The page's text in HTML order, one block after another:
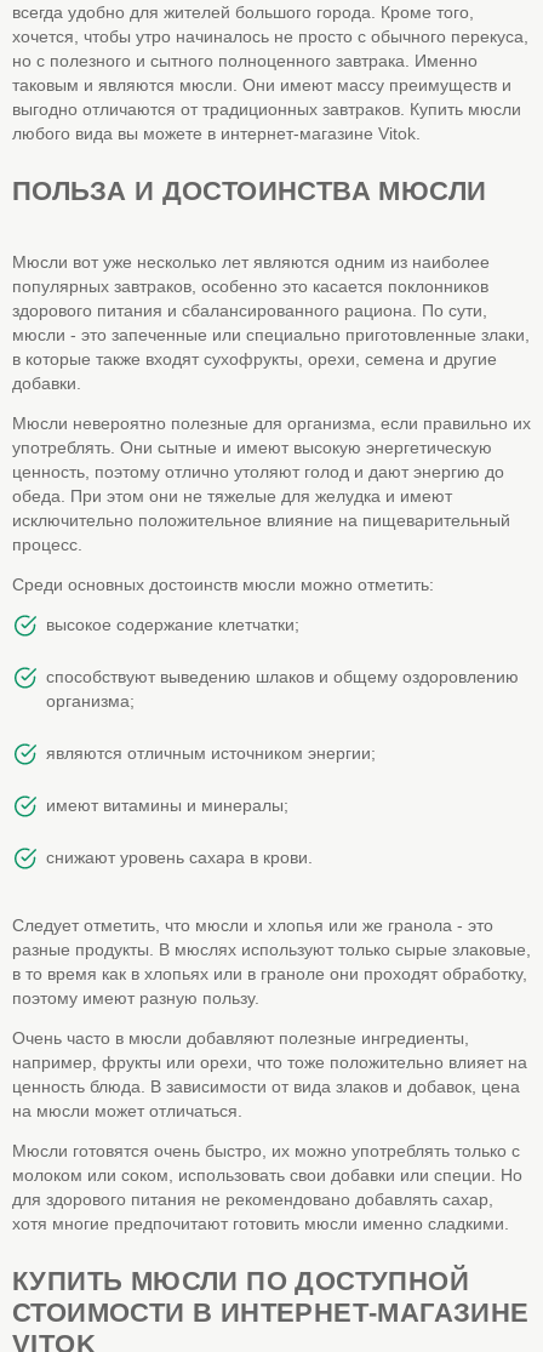
всегда удобно для жителей большого города. Кроме того,
хочется, чтобы утро начиналось не просто с обычного перекуса,
но с полезного и сытного полноценного завтрака. Именно
таковым и являются мюсли. Они имеют массу преимуществ и
выгодно отличаются от традиционных завтраков. Купить мюсли
любого вида вы можете в интернет-магазине Vitok.
ПОЛЬЗА И ДОСТОИНСТВА МЮСЛИ
Мюсли вот уже несколько лет являются одним из наиболее
популярных завтраков, особенно это касается поклонников
здорового питания и сбалансированного рациона. По сути,
мюсли - это запеченные или специально приготовленные злаки,
в которые также входят сухофрукты, орехи, семена и другие
добавки.
Мюсли невероятно полезные для организма, если правильно их
употреблять. Они сытные и имеют высокую энергетическую
ценность, поэтому отлично утоляют голод и дают энергию до
обеда. При этом они не тяжелые для желудка и имеют
исключительно положительное влияние на пищеварительный
процесс.
Среди основных достоинств мюсли можно отметить:
высокое содержание клетчатки;
способствуют выведению шлаков и общему оздоровлению
организма;
являются отличным источником энергии;
имеют витамины и минералы;
снижают уровень сахара в крови.
Следует отметить, что мюсли и хлопья или же гранола - это
разные продукты. В мюслях используют только сырые злаковые,
в то время как в хлопьях или в граноле они проходят обработку,
поэтому имеют разную пользу.
Очень часто в мюсли добавляют полезные ингредиенты,
например, фрукты или орехи, что тоже положительно влияет на
ценность блюда. В зависимости от вида злаков и добавок, цена
на мюсли может отличаться.
Мюсли готовятся очень быстро, их можно употреблять только с
молоком или соком, использовать свои добавки или специи. Но
для здорового питания не рекомендовано добавлять сахар,
хотя многие предпочитают готовить мюсли именно сладкими.
КУПИТЬ МЮСЛИ ПО ДОСТУПНОЙ
СТОИМОСТИ В ИНТЕРНЕТ-МАГАЗИНЕ
VITOK